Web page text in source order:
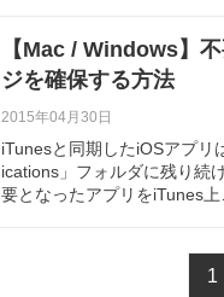
【Mac / Windows】
ジを確保する方法
2015年04月30日
iTunesと同期したiOSアプリ
ications」フォルダに残り続
要となったアプリをiTunes上
1